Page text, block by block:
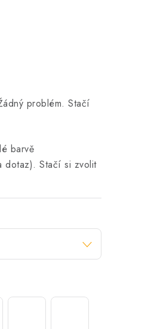
problém. Stačí
barvě
dotaz). Stačí si zvolit